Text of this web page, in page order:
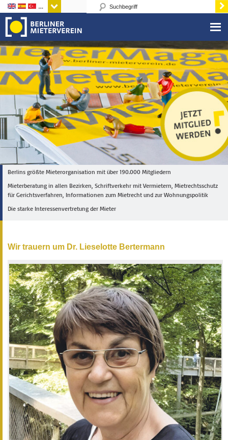
Sprachen
Berlins größte Mieterorganisation mit über 190.000 Mitgliedern
Mieterberatung in allen Bezirken, Schriftverkehr mit Vermietern, Mietrechtsschutz
für Gerichtsverfahren, Informationen zum Mietrecht und zur Wohnungspolitik
Die starke Interessenvertretung der Mieter
Wir trauern um Dr. Lieselotte Bertermann